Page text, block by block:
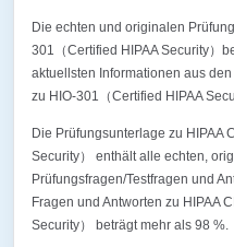
Die echten und originalen
301（Certified HIPAA Security）
aktuellsten Informationen aus
zu HIO-301（Certified HIPAA
Die Prüfungsunterlage zu HIPAA
Security） enthält alle echten,
Prüfungsfragen/Testfragen und
Fragen und Antworten zu HIPAA
Security） beträgt mehr als 98 %.